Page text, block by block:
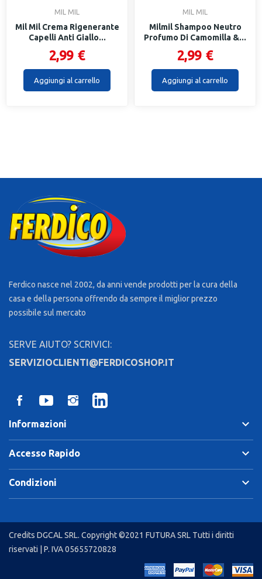
MIL MIL
Mil Mil Crema Rigenerante
Capelli Anti Giallo...
2,99 €
Aggiungi al carrello
MIL MIL
Milmil Shampoo Neutro
Profumo Di Camomilla &...
2,99 €
Aggiungi al carrello
Ferdico nasce nel 2002, da anni vende prodotti per la cura della
casa e della persona offrendo da sempre il miglior prezzo
possibile sul mercato
SERVE AIUTO? SCRIVICI:
SERVIZIOCLIENTI@FERDICOSHOP.IT
Informazioni keyboard_arrow_down
Accesso Rapido keyboard_arrow_down
Condizioni keyboard_arrow_down
Credits DGCAL SRL. Copyright ©2021 FUTURA SRL Tutti i diritti
riservati | P. IVA 05655720828